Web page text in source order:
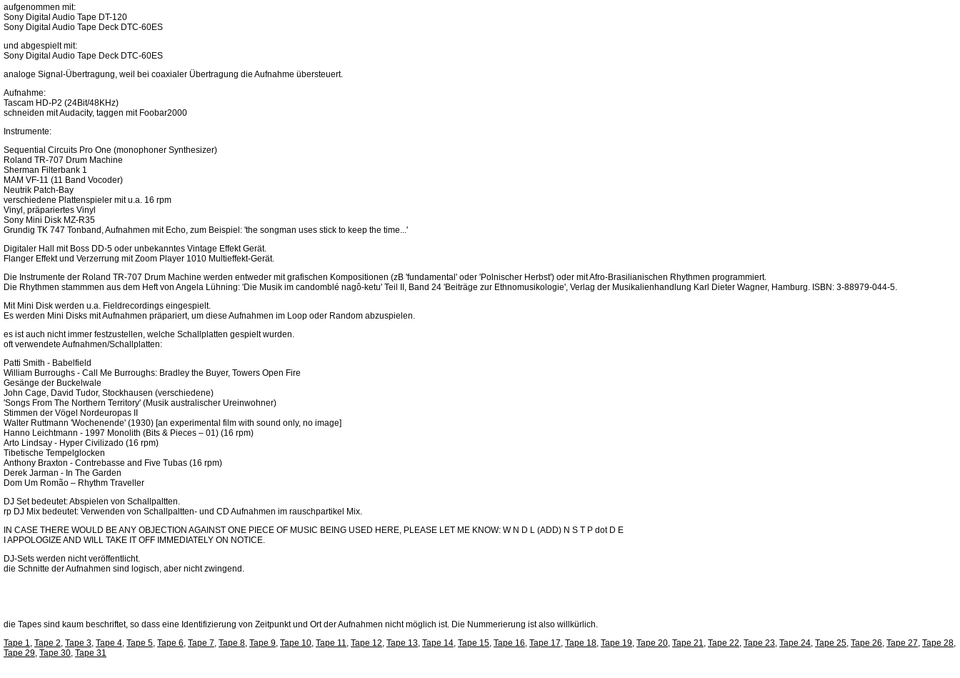
aufgenommen mit:
Sony Digital Audio Tape DT-120
Sony Digital Audio Tape Deck DTC-60ES
und abgespielt mit:
Sony Digital Audio Tape Deck DTC-60ES
analoge Signal-Übertragung, weil bei coaxialer Übertragung die Aufnahme übersteuert.
Aufnahme:
Tascam HD-P2 (24Bit/48KHz)
schneiden mit Audacity, taggen mit Foobar2000
Instrumente:
Sequential Circuits Pro One (monophoner Synthesizer)
Roland TR-707 Drum Machine
Sherman Filterbank 1
MAM VF-11 (11 Band Vocoder)
Neutrik Patch-Bay
verschiedene Plattenspieler mit u.a. 16 rpm
Vinyl, präpariertes Vinyl
Sony Mini Disk MZ-R35
Grundig TK 747 Tonband, Aufnahmen mit Echo, zum Beispiel: 'the songman uses stick to keep the time...'
Digitaler Hall mit Boss DD-5 oder unbekanntes Vintage Effekt Gerät.
Flanger Effekt und Verzerrung mit Zoom Player 1010 Multieffekt-Gerät.
Die Instrumente der Roland TR-707 Drum Machine werden entweder mit grafischen Kompositionen (zB 'fundamental' oder 'Polnischer Herbst') oder mit Afro-Brasilianischen Rhythmen programmiert.
Die Rhythmen stammmen aus dem Heft von Angela Lühning: 'Die Musik im candomblé nagô-ketu' Teil II, Band 24 'Beiträge zur Ethnomusikologie', Verlag der Musikalienhandlung Karl Dieter Wagner, Hamburg. ISBN: 3-88979-044-5.
Mit Mini Disk werden u.a. Fieldrecordings eingespielt.
Es werden Mini Disks mit Aufnahmen präpariert, um diese Aufnahmen im Loop oder Random abzuspielen.
es ist auch nicht immer festzustellen, welche Schallplatten gespielt wurden.
oft verwendete Aufnahmen/Schallplatten:
Patti Smith - Babelfield
William Burroughs - Call Me Burroughs: Bradley the Buyer, Towers Open Fire
Gesänge der Buckelwale
John Cage, David Tudor, Stockhausen (verschiedene)
'Songs From The Northern Territory' (Musik australischer Ureinwohner)
Stimmen der Vögel Nordeuropas II
Walter Ruttmann 'Wochenende' (1930) [an experimental film with sound only, no image]
Hanno Leichtmann - 1997 Monolith (Bits & Pieces – 01) (16 rpm)
Arto Lindsay - Hyper Civilizado (16 rpm)
Tibetische Tempelglocken
Anthony Braxton - Contrebasse and Five Tubas (16 rpm)
Derek Jarman - In The Garden
Dom Um Romão ‎– Rhythm Traveller
DJ Set bedeutet: Abspielen von Schallpaltten.
rp DJ Mix bedeutet: Verwenden von Schallpaltten- und CD Aufnahmen im rauschpartikel Mix.
IN CASE THERE WOULD BE ANY OBJECTION AGAINST ONE PIECE OF MUSIC BEING USED HERE, PLEASE LET ME KNOW: W N D L (ADD) N S T P dot D E
I APPOLOGIZE AND WILL TAKE IT OFF IMMEDIATELY ON NOTICE.
DJ-Sets werden nicht veröffentlicht.
die Schnitte der Aufnahmen sind logisch, aber nicht zwingend.
die Tapes sind kaum beschriftet, so dass eine Identifizierung von Zeitpunkt und Ort der Aufnahmen nicht möglich ist. Die Nummerierung ist also willkürlich.
Tape 1, Tape 2, Tape 3, Tape 4, Tape 5, Tape 6, Tape 7, Tape 8, Tape 9, Tape 10, Tape 11, Tape 12, Tape 13, Tape 14, Tape 15, Tape 16, Tape 17, Tape 18, Tape 19, Tape 20, Tape 21, Tape 22, Tape 23, Tape 24, Tape 25, Tape 26, Tape 27, Tape 28,
Tape 29, Tape 30, Tape 31